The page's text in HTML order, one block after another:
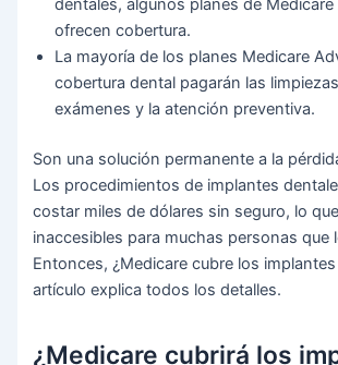
dentales, algunos planes de
ofrecen cobertura.
La mayoría de los planes Medicare
cobertura dental pagarán las
exámenes y la atención preventiva.
Son una solución permanente a la
Los procedimientos de implantes
costar miles de dólares sin seguro, lo
inaccesibles para muchas personas que
Entonces, ¿Medicare cubre los
artículo explica todos los detalles.
¿Medicare cubrirá los